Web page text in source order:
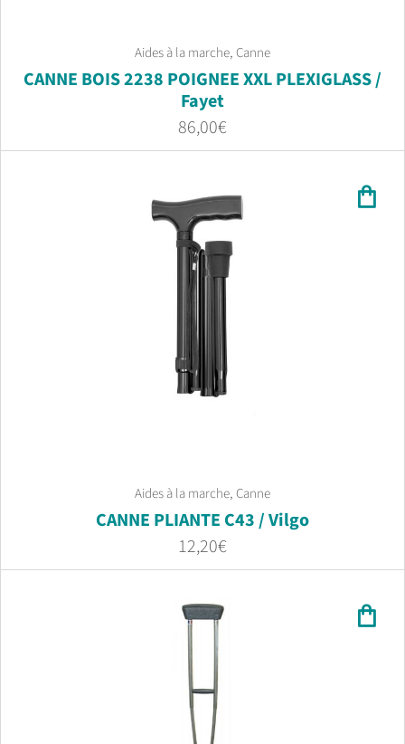
Aides à la marche, Canne
CANNE BOIS 2238 POIGNEE XXL PLEXIGLASS /
Fayet
86,00€
Aides à la marche, Canne
CANNE PLIANTE C43 / Vilgo
12,20€